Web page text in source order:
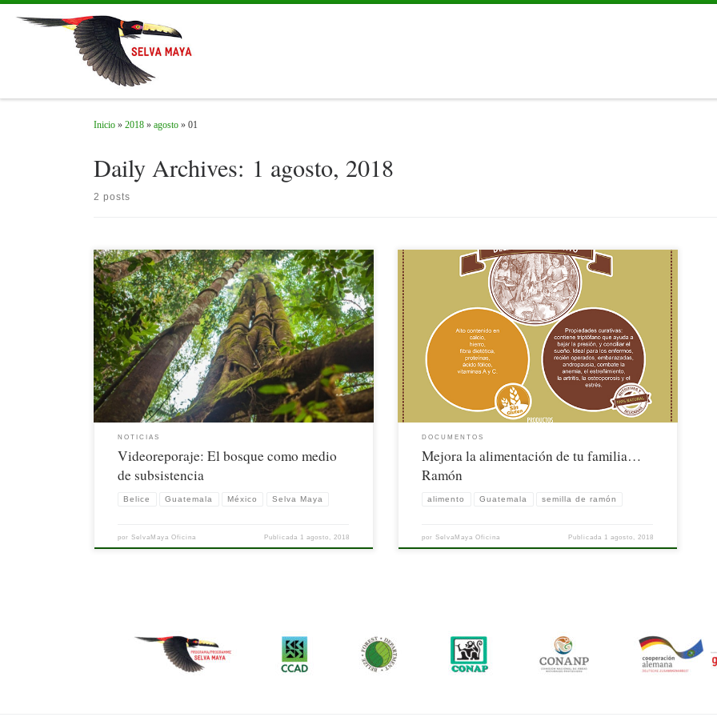
Skip to content
Inicio » 2018 » agosto » 01
Daily Archives: 1 agosto, 2018
2 posts
Hasta ahora, vivir en la Selva Maya normalmente significaba talar
árboles y cultivar la tierra. Recientemente, un proyecto voluntario de
conservación muestra que también es posible vivir de la selva sin
destruirla.
NOTICIAS
Videoreporaje: El bosque como medio
de subsistencia
Belice Guatemala México Selva Maya
porSelvaMaya Oficina Publicada 1 agosto, 2018
DOCUMENTOS
Mejora la alimentación de tu familia…
Ramón
alimento Guatemala semilla de ramón
porSelvaMaya Oficina Publicada 1 agosto, 2018